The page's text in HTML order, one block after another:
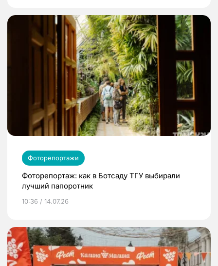
Фоторепортажи
Фоторепортаж: как в Ботсаду ТГУ выбирали
лучший папоротник
10:36 / 14.07.26